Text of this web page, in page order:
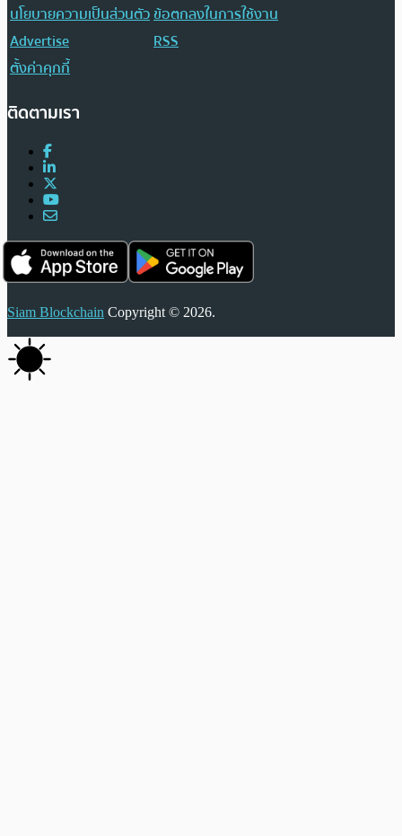
นโยบายความเป็นส่วนตัวข้อตกลงในการใช้งาน
Advertise
RSS
ตั้งค่าคุกกี้
ติดตามเรา
Siam Blockchain Copyright © 2026.